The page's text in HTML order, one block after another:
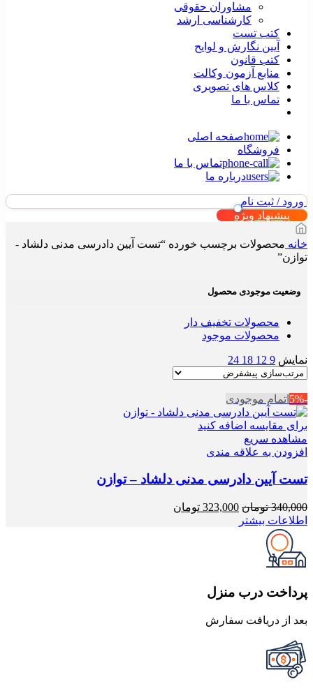
مشاوران حقوقی
کارشناسی ارشد
کتب تست
آیین نگارش و لوایح
کتب قانون
منابع آزمون وکالت
کلاس های تصویری
تماس با ما
صفحه اصلی
فروشگاه
تماس با ما
درباره ما
ورود / ثبت نام
پیشنهاد ویژه
خانه محصولات برچسب خورده “تست آیین دادرسی مدنی دلشاد -
توازن”
وضعیت موجودی محصول
محصولات تخفیف دار
محصولات موجود
نمایش 9
12
18
24
-5% اتمام موجودی
برای مقایسه اضافه کنید
مشاهده سریع
افزودن به علاقه مندی
تست آیین دادرسی مدنی دلشاد – توازن
340,000 تومان قیمت
323,000 تومان
اطلاعات بیشتر
پرداخت درب منزل
بعد از دریافت سفارش